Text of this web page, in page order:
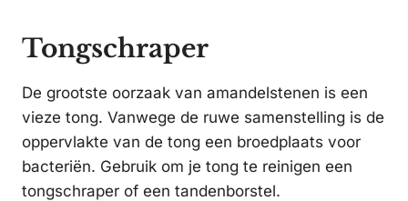
Tongschraper
De grootste oorzaak van amandelstenen is een
vieze tong. Vanwege de ruwe samenstelling is de
oppervlakte van de tong een broedplaats voor
bacteriën. Gebruik om je tong te reinigen een
tongschraper of een tandenborstel.